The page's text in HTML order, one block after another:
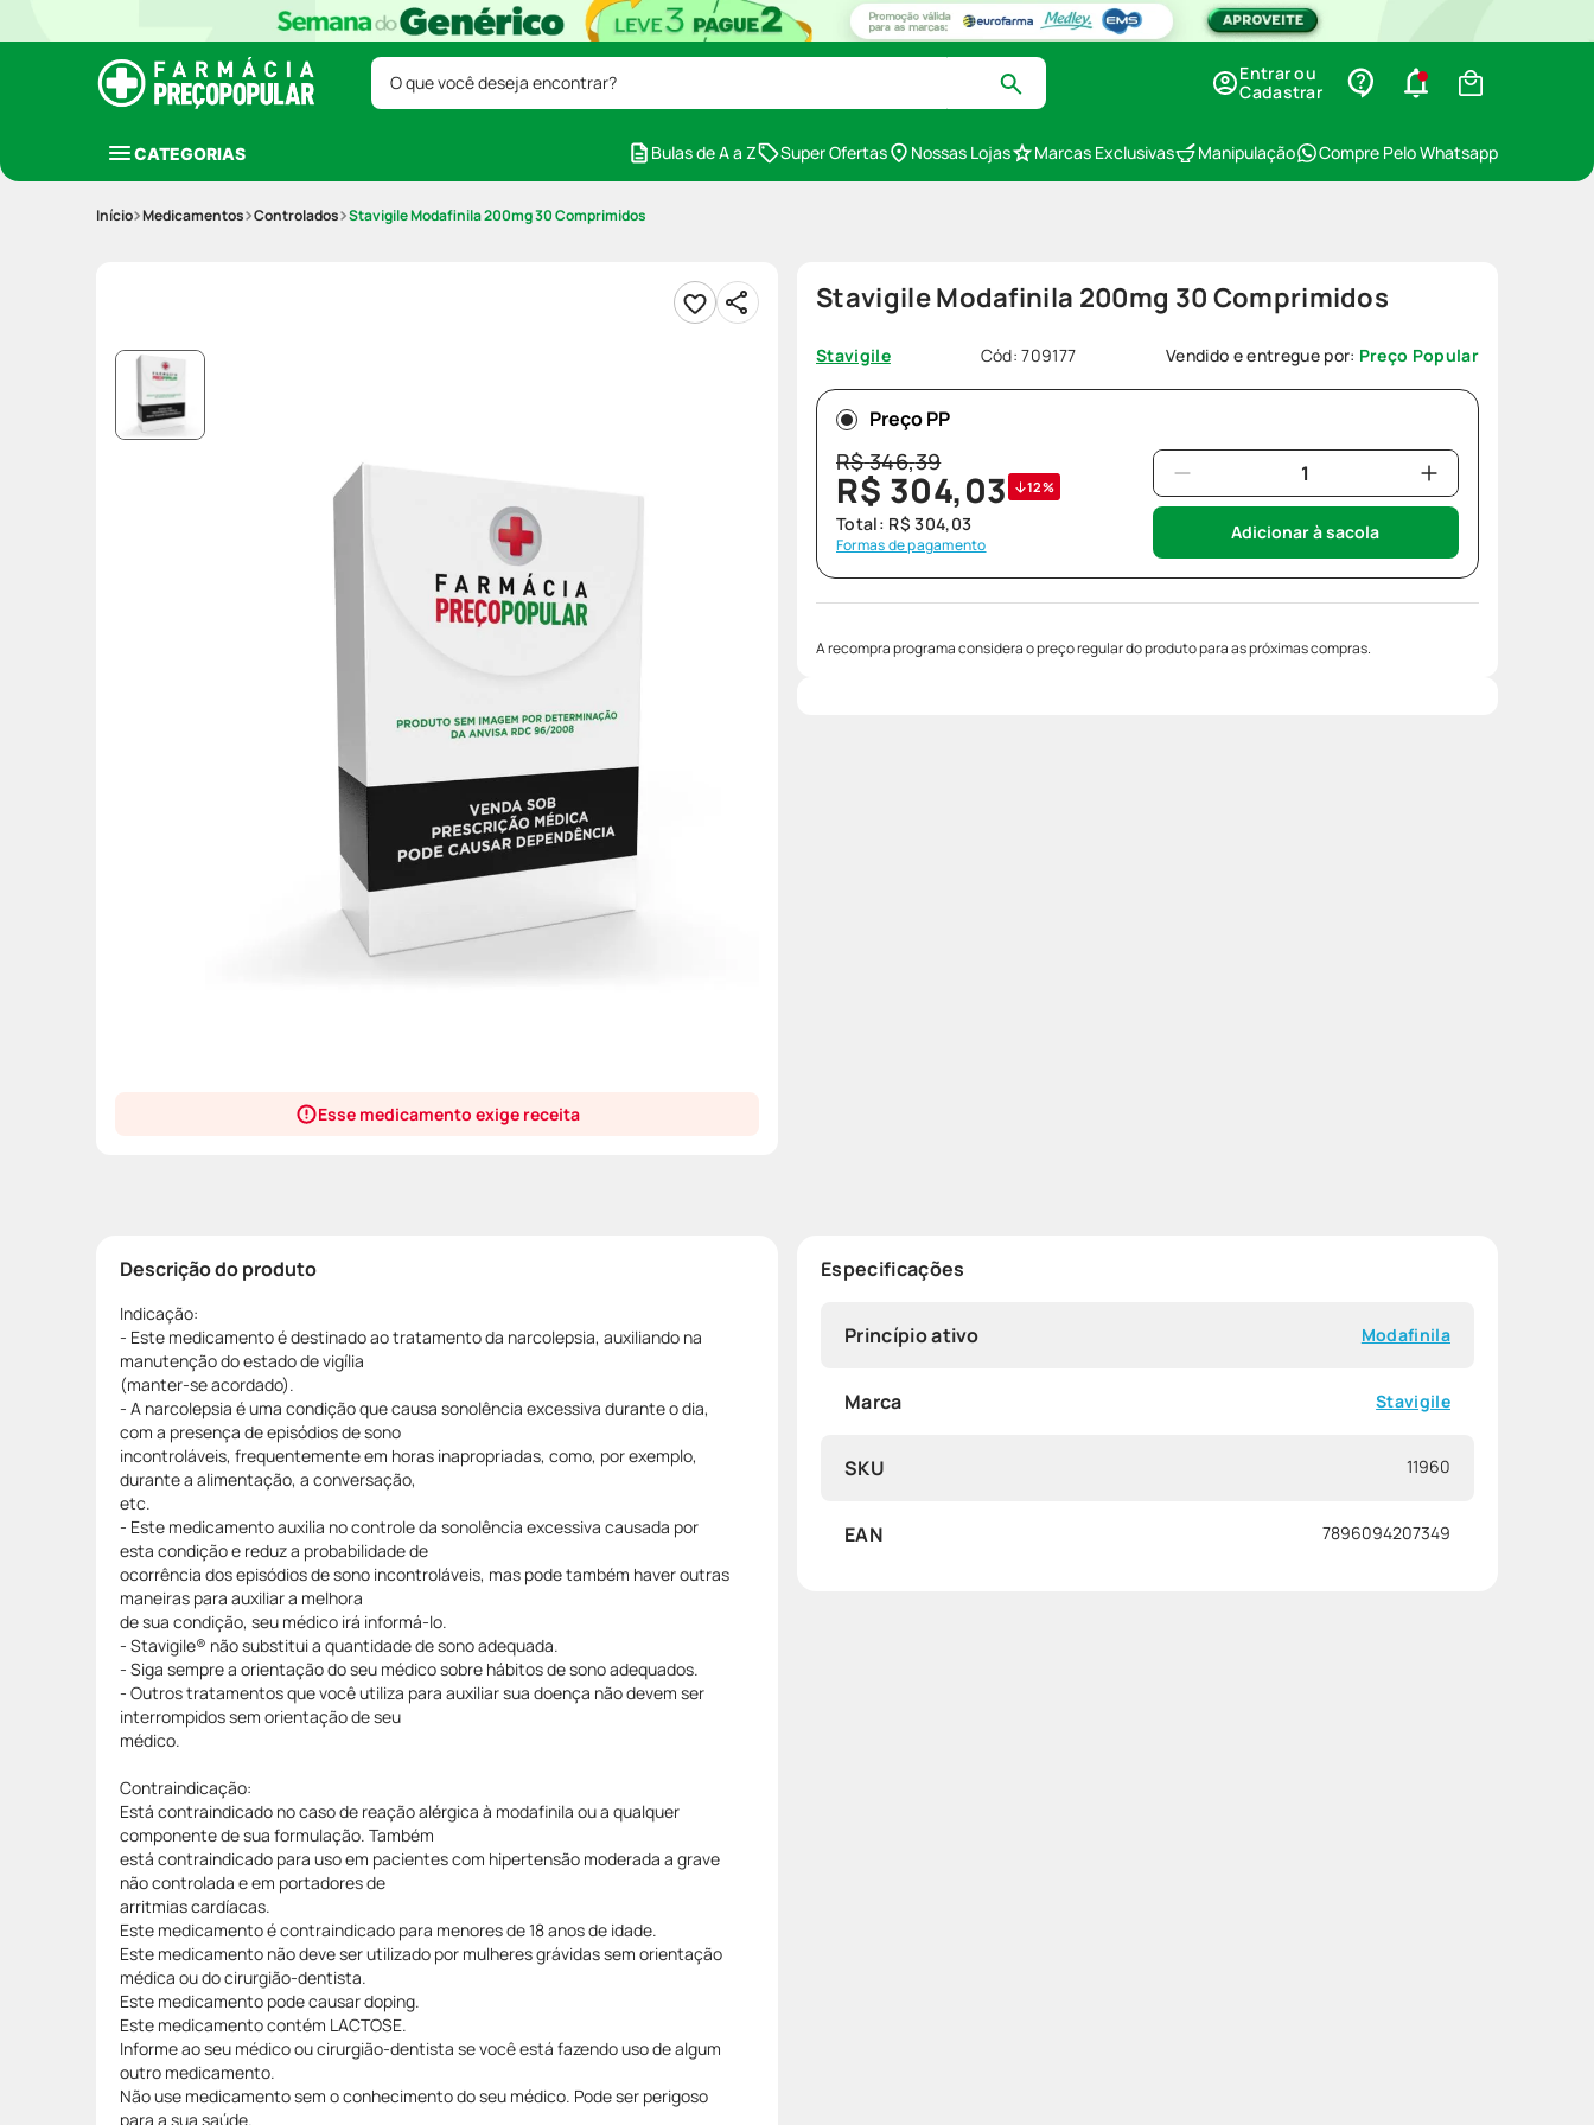
O que você deseja encontrar?
Entrar ou
Cadastrar
CATEGORIAS Bulas de A a Z Super Ofertas Nossas Lojas Marcas Exclusivas Manipulação Compre Pelo Whatsapp
Medicamentos Controlados Stavigile Modafinila 200mg 30 Comprimidos
Esse medicamento exige receita
Stavigile Modafinila 200mg 30 Comprimidos
Stavigile Cód:709177 Vendido e entregue por: Preço Popular
Preço PP
R$346,39
R$ 304,03 12%
Total: R$ 304,03
Formas de pagamento
Adicionar à sacola
A recompra programa considera o preço regular do produto para as próximas compras.
Descrição do produto
Indicação:
- Este medicamento é destinado ao tratamento da narcolepsia, auxiliando na
manutenção do estado de vigília
(manter-se acordado).
- A narcolepsia é uma condição que causa sonolência excessiva durante o dia,
com a presença de episódios de sono
incontroláveis, frequentemente em horas inapropriadas, como, por exemplo,
durante a alimentação, a conversação,
etc.
- Este medicamento auxilia no controle da sonolência excessiva causada por
esta condição e reduz a probabilidade de
ocorrência dos episódios de sono incontroláveis, mas pode também haver outras
maneiras para auxiliar a melhora
de sua condição, seu médico irá informá-lo.
- Stavigile® não substitui a quantidade de sono adequada.
- Siga sempre a orientação do seu médico sobre hábitos de sono adequados.
- Outros tratamentos que você utiliza para auxiliar sua doença não devem ser
interrompidos sem orientação de seu
médico.
Contraindicação:
Está contraindicado no caso de reação alérgica à modafinila ou a qualquer
componente de sua formulação. Também
está contraindicado para uso em pacientes com hipertensão moderada a grave
não controlada e em portadores de
arritmias cardíacas.
Este medicamento é contraindicado para menores de 18 anos de idade.
Este medicamento não deve ser utilizado por mulheres grávidas sem orientação
médica ou do cirurgião-dentista.
Este medicamento pode causar doping.
Este medicamento contém LACTOSE.
Informe ao seu médico ou cirurgião-dentista se você está fazendo uso de algum
outro medicamento.
Não use medicamento sem o conhecimento do seu médico. Pode ser perigoso
para a sua saúde.
Especificações
Princípio ativo Modafinila
Marca Stavigile
SKU 11960
EAN 7896094207349